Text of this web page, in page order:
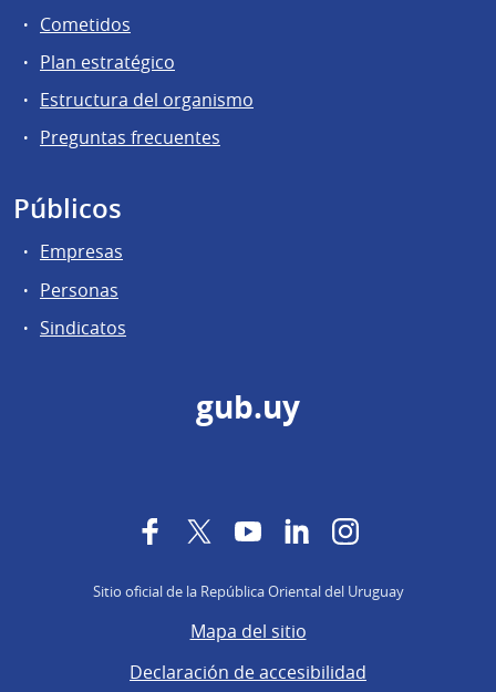
Cometidos
Plan estratégico
Estructura del organismo
Preguntas frecuentes
Públicos
Empresas
Personas
Sindicatos
gub.uy
FacebookTwitterYouTubeLinkedInInstagram
Sitio oficial de la República Oriental del Uruguay
Mapa del sitio
Declaración de accesibilidad